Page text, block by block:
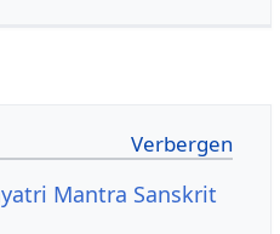
Mantra Sanskrit